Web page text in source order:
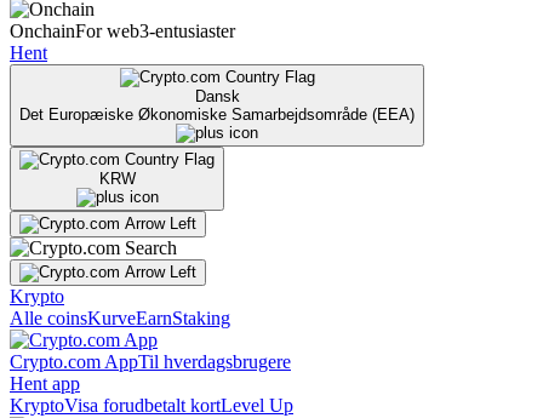
OnchainFor web3-entusiaster
Hent
Dansk
Det Europæiske Økonomiske Samarbejdsområde (EEA)
KRW
Krypto
Alle coinsKurveEarnStaking
Crypto.com AppTil hverdagsbrugere
Hent app
KryptoVisa forudbetalt kortLevel Up